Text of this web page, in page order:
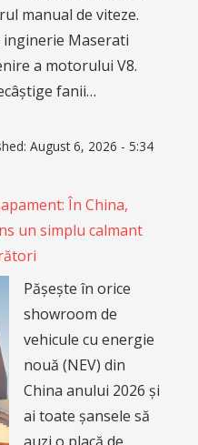
manual de viteze.
Maserati
a motorului V8.
fanii…
August 6, 2026 - 5:34
În China,
un simplu calmant
Pășește în orice
showroom de
vehicule cu energie
nouă (NEV) din
China anului 2026 și
ai toate șansele să